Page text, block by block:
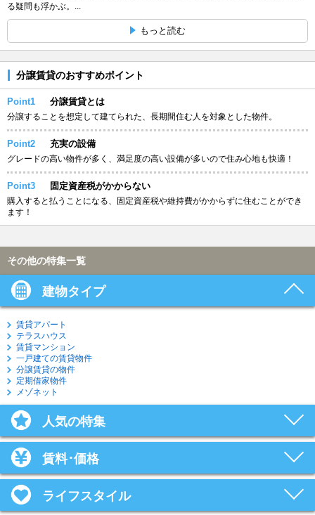
る疑問も浮かぶ。...
もっと読む
分譲賃貸のおすすめポイント
Point1 分譲賃貸とは
分譲することを想定して建てられた、長期間住む人を対象とした物件。
Point2 充実の設備
グレードの高い物件が多く、満足度の高い設備が多いので住み心地も快適！
Point3 固定資産税がかからない
購入すると払うことになる、固定資産税や維持費がかからずに住むことができ
ます！
その他の特集一覧
建物タイプ
賃貸アパート
テラスハウス
賃貸マンション
一戸建ての賃貸物件
分譲賃貸の物件
定期借家物件
メゾネット
人気の特集
賃料･価格
ライフスタイル